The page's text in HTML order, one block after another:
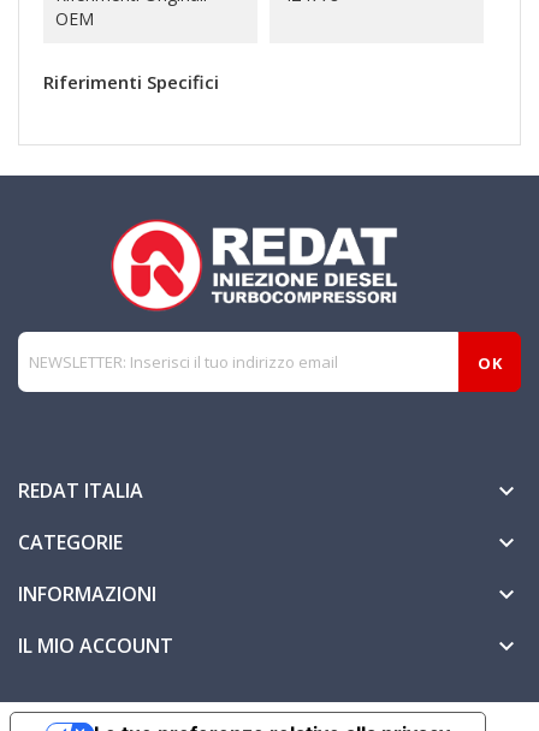
OEM
Riferimenti Specifici
REDAT ITALIA 
CATEGORIE 
INFORMAZIONI 
IL MIO ACCOUNT 